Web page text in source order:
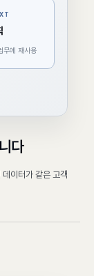
무에 재사용
다
이터가 같은 고객